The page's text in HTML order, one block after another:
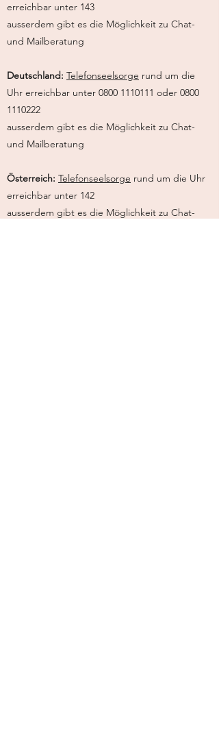
erreichbar unter 143
ausserdem gibt es die Möglichkeit zu Chat-
und Mailberatung
Deutschland: Telefonseelsorge rund um die
Uhr erreichbar unter 0800 1110111 oder 0800
1110222
ausserdem gibt es die Möglichkeit zu Chat-
und Mailberatung
Österreich: Telefonseelsorge rund um die Uhr
erreichbar unter 142
ausserdem gibt es die Möglichkeit zu Chat-